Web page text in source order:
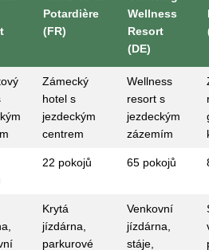
Potardière
(FR)
Wellness
Resort
(DE)
Zámecký
hotel s
jezdeckým
centrem
Wellness
resort s
jezdeckým
zázemím
22 pokojů 65 pokojů
Krytá
jízdárna,
parkurové
Venkovní
jízdárna,
stáje,